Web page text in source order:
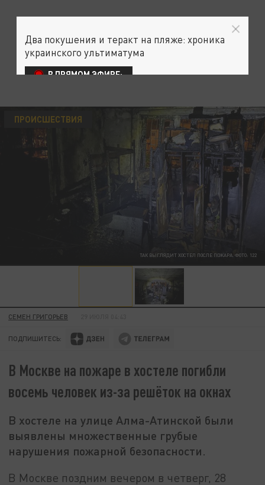
ТАК ВЫГЛЯДИТ ХОСТЕЛ ПОСЛЕ ПОЖАРА. ФОТО: 122
ПРОИСШЕСТВИЯ
СЕМЕН ГРИГОРЬЕВ
ПОДПИШИТЕСЬ:
В Москве на пожаре в хостеле погибли
восемь человек из-за решёток на окнах
В хостеле на улице Алма-Атинской были
выявлены множественные грубые
нарушения пожарной безопасности.
В Москве поздним вечером в четверг, 28
Два покушения и теракт на пляже: хроника
украинского ультиматума
В ПРЯМОМ ЭФИРЕ: